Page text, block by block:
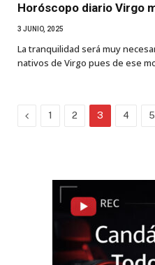
Horóscopo diario Virgo
3 JUNIO, 2025
La tranquilidad será muy
nativos de Virgo pues de ese
Previous
1 2 3 4 5